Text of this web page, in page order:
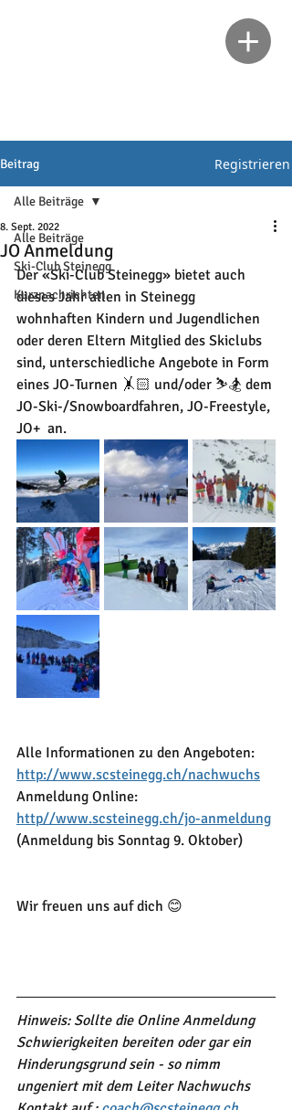
Beitrag Registrieren
Alle Beiträge
Ski-Club Steinegg
Kurznachrichten
Alle Beiträge
JO Anmeldung
8. Sept. 2022
Der «Ski-Club Steinegg» bietet auch
dieses Jahr allen in Steinegg
wohnhaften Kindern und Jugendlichen
oder deren Eltern Mitglied des Skiclubs
sind, unterschiedliche Angebote in Form
eines JO-Turnen 🤸🏻 und/oder ⛷🏂 dem
JO-Ski-/Snowboardfahren, JO-Freestyle,
JO+  an.
Alle Informationen zu den Angeboten:
http://www.scsteinegg.ch/nachwuchs
Anmeldung Online:
http//www.scsteinegg.ch/jo-anmeldung
(Anmeldung bis Sonntag 9. Oktober)
Wir freuen uns auf dich 😊
Hinweis: Sollte die Online Anmeldung
Schwierigkeiten bereiten oder gar ein
Hinderungsgrund sein - so nimm
ungeniert mit dem Leiter Nachwuchs